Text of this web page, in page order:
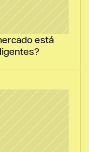
está